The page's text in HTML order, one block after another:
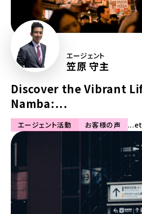
エージェント
笠原 守主
Discover the Vibrant
Namba:...
エージェント活動 お客様の声